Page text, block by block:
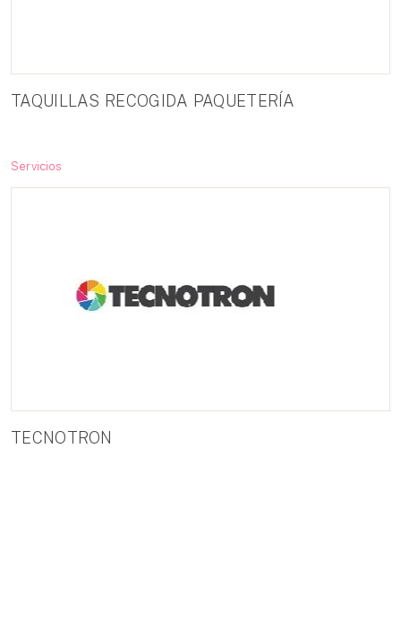
TAQUILLAS RECOGIDA PAQUETERÍA
Servicios
TECNOTRON